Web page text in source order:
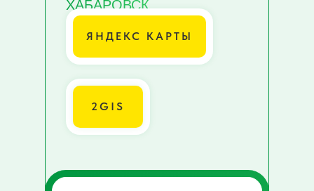
ХАБАРОВСК
ЯНДЕКС КАРТЫ
2GIS